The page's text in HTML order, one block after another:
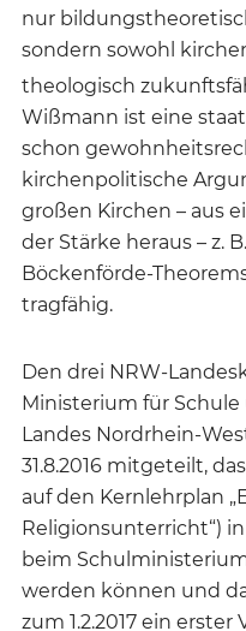
nur
sondern sowohl
theologisch
Wißmann ist eine
schon
kirchenpolitische
großen Kirchen – aus
der Stärke heraus – z.
Böckenförde-
tragfähig.
Den drei NRW-
Ministerium für
Landes Nordrhein-
31.8.2016 mitgeteilt,
auf den Kernlehrplan
Religionsunterricht“)
beim
werden können und
zum 1.2.2017 ein